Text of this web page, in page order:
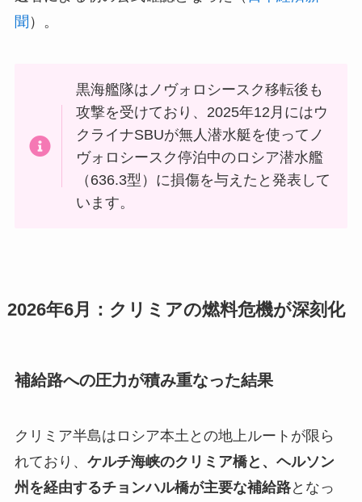
聞 ）。
黒海艦隊はノヴォロシースク移転後も
攻撃を受けており、2025年12月にはウ
クライナSBUが無人潜水艇を使ってノ
ヴォロシースク停泊中のロシア潜水艦
（636.3型）に損傷を与えたと発表して
います。
2026年6月：クリミアの燃料危機が深刻化
補給路への圧力が積み重なった結果
クリミア半島はロシア本土との地上ルートが限ら
れており、 ケルチ海峡のクリミア橋と、ヘルソン
州を経由するチョンハル橋が主要な補給路となっ